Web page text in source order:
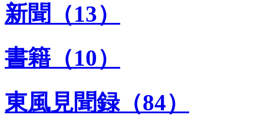
新聞（13）
書籍（10）
東風見聞録（84）